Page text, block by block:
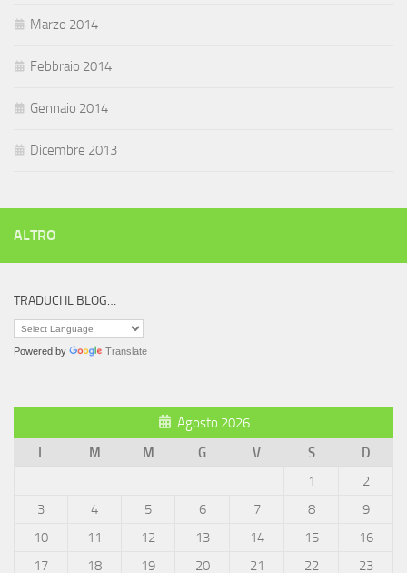
Marzo 2014
Febbraio 2014
Gennaio 2014
Dicembre 2013
ALTRO
TRADUCI IL BLOG…
Powered by Translate
Agosto 2026
L
M M G V S
D
1
2
3
4 5 6 7 8
9
10
11 12 13 14 15
16
17
18 19 20 21 22
23